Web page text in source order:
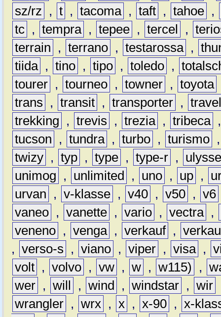
sz/rz
, t , tacoma , taft , tahoe ,
tc , tempra , tepee , tercel ,
terrain
, terrano , testarossa ,
tiida , tino , tipo , toledo ,
tourer , tourneo , towner , toyota
trans
, transit , transporter ,
trekking
, trevis , trezia , tribeca
tucson
, tundra , turbo , turismo
twizy , typ , type , type-r ,
unimog
, unlimited , uno , up ,
urvan
, v-klasse , v40 , v50 , v6
vaneo , vanette , vario , vectra ,
veneno , venga , verkauf ,
, verso-s , viano , viper , visa ,
volt , volvo , vw , w , w115) ,
wer , will , wind , windstar , wir
wrangler , wrx , x , x-90 , x-